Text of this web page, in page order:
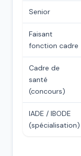
Senior
Faisant
fonction cadre
Cadre de
santé
(concours)
IADE / IBODE
(spécialisation)